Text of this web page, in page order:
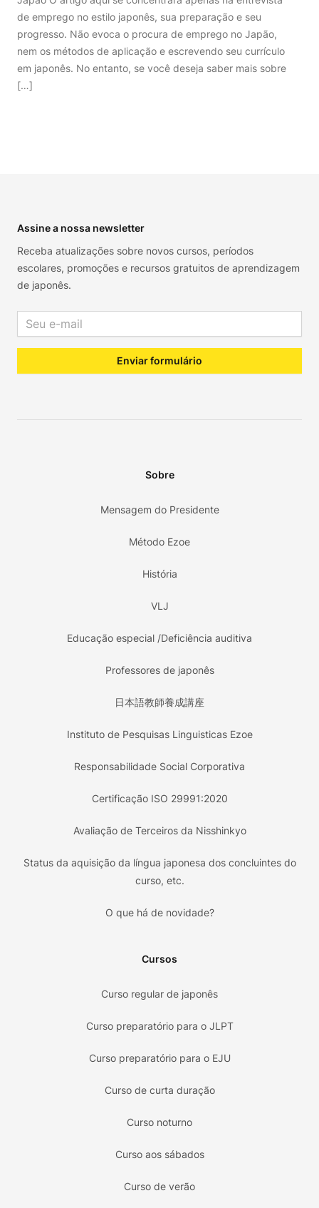
de emprego no estilo japonês, sua preparação e seu
progresso. Não evoca o procura de emprego no Japão,
nem os métodos de aplicação e escrevendo seu currículo
em japonês. No entanto, se você deseja saber mais sobre
[…]
Assine a nossa newsletter
Receba atualizações sobre novos cursos, períodos
escolares, promoções e recursos gratuitos de aprendizagem
de japonês.
Email address
Enviar formulário
Sobre
Mensagem do Presidente
Método Ezoe
História
VLJ
Educação especial /Deficiência auditiva
Professores de japonês
日本語教師養成講座
Instituto de Pesquisas Linguisticas Ezoe
Responsabilidade Social Corporativa
Certificação ISO 29991:2020
Avaliação de Terceiros da Nisshinkyo
Status da aquisição da língua japonesa dos concluintes do
curso, etc.
O que há de novidade?
Cursos
Curso regular de japonês
Curso preparatório para o JLPT
Curso preparatório para o EJU
Curso de curta duração
Curso noturno
Curso aos sábados
Curso de verão